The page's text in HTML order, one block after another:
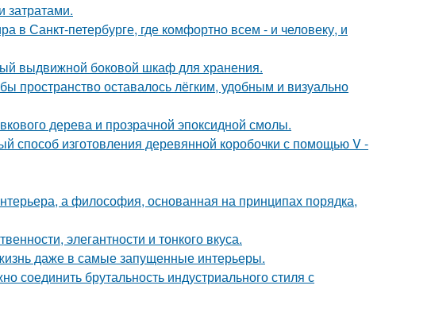
затратами.
в Санкт-петербурге, где комфортно всем - и человеку, и
выдвижной боковой шкаф для хранения.
пространство оставалось лёгким, удобным и визуально
дерева и прозрачной эпоксидной смолы.
способ изготовления деревянной коробочки с помощью V -
а философия, основанная на принципах порядка,
элегантности и тонкого вкуса.
даже в самые запущенные интерьеры.
соединить брутальность индустриального стиля с